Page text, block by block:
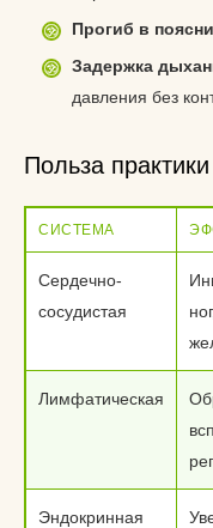
Прогиб в
Задержка
давления без
Польза практики
СИСТЕМА
Сердечно-
сосудистая
Лимфатическая
Эндокринная